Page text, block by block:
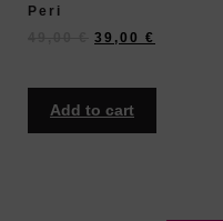
Peri
39,00 €
Add to cart